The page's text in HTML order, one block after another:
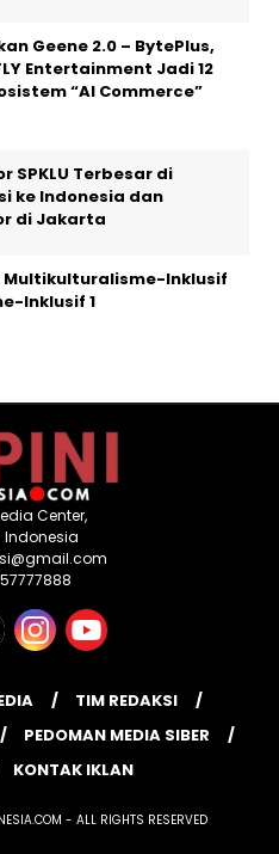
Geene 2.0 – BytePlus,
Entertainment Jadi 12
“AI Commerce”
SPKLU Terbesar di
ke Indonesia dan
di Jakarta
Multikulturalisme-Inklusif
Inklusif 1
Center,
Indonesia
TIM REDAKSI
PEDOMAN MEDIA SIBER
KONTAK IKLAN
- ALL RIGHTS RESERVED